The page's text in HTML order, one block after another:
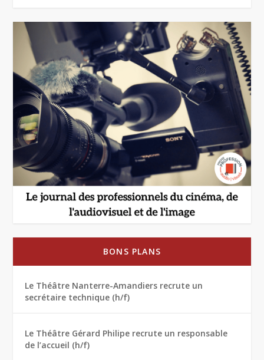
BONS PLANS
Le Théâtre Nanterre-Amandiers recrute un
secrétaire technique (h/f)
Le Théâtre Gérard Philipe recrute un responsable
de l’accueil (h/f)